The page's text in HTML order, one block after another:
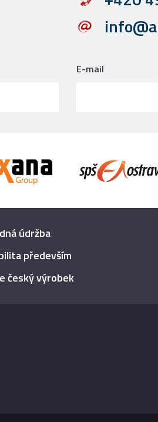
E-mail
údržba
především
český výrobek